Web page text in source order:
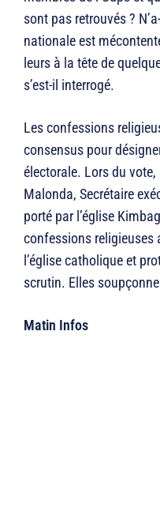
sont pas retrouvés ?
nationale est
leurs à la tête de
s’est-il interrogé.
Les confessions
consensus pour
électorale. Lors du
Malonda, Secrétaire
porté par l’église
confessions religieuses
l’église catholique et
scrutin. Elles
Matin Infos